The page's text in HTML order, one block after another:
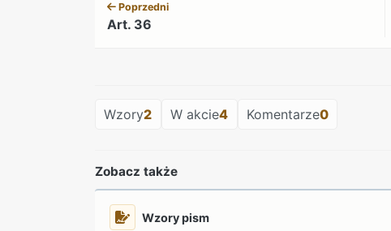
Poprzedni
Art. 36
Wzory2 W akcie4 Komentarze0
Zobacz także
Wzory pism